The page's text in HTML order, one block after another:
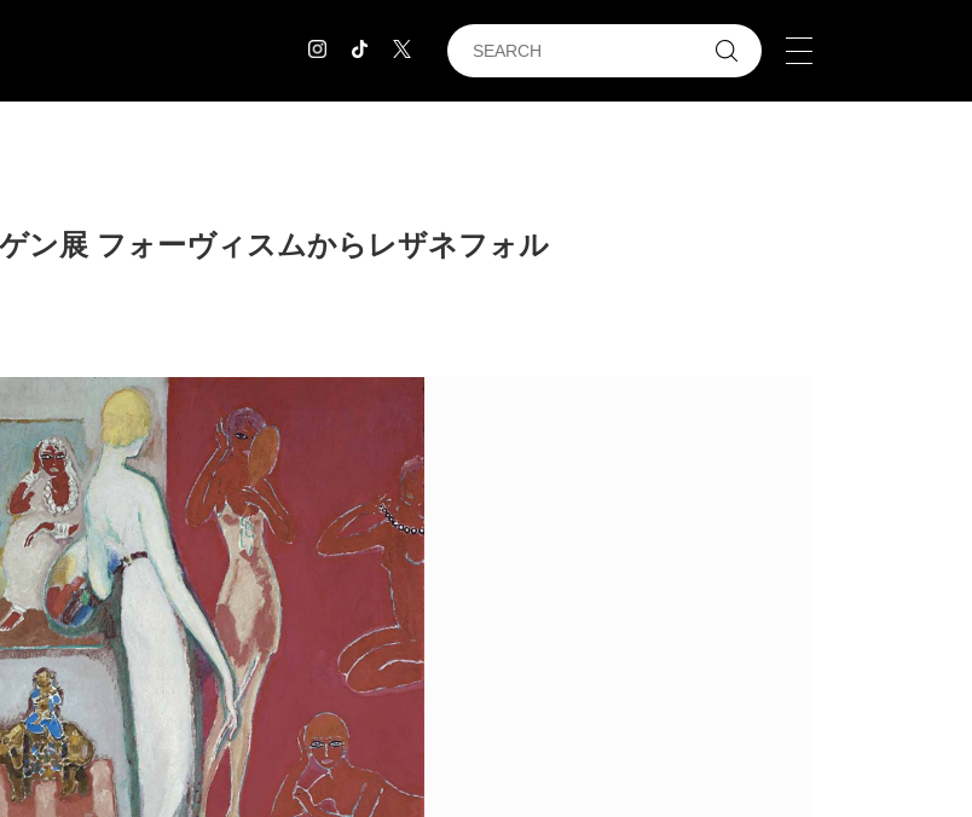
EXHIBITION 展覧会情報
CONTACT お問合せ
POLICY COMPANY
ン展 フォーヴィスムからレザネフォル